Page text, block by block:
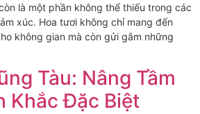
là một phần không thể thiếu trong các
xúc. Hoa tươi không chỉ mang đến
không gian mà còn gửi gắm những
Tàu: Nâng Tầm
Khắc Đặc Biệt